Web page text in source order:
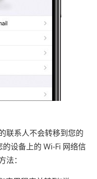
联系人不会转移到您的
设备上的 Wi-Fi 网络信
：